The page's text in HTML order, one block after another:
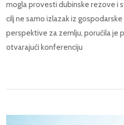
mogla provesti dubinske rezove i
cilj ne samo izlazak iz
perspektive za zemlju, poručila je
otvarajući konferenciju